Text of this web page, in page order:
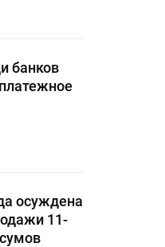
банков
осуждена
11-